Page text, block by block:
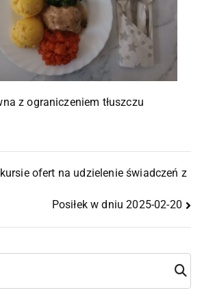
z ograniczeniem tłuszczu
ofert na udzielenie świadczeń z
Posiłek w dniu 2025-02-20
Szuka
j